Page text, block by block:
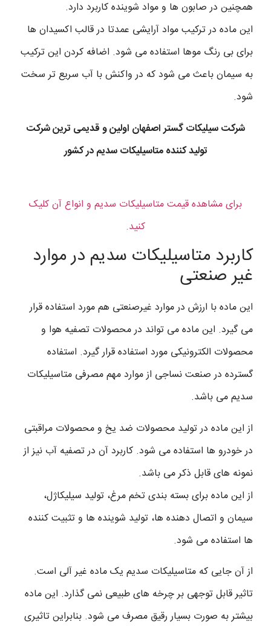
همچنین در صابون ها و مواد شوینده کاربرد دارد.
این ماده در ترکیب مواد آرایشی عمدتا در قالب اکسیدان ها
برای بی رنگ موها استفاده می شود. اضافه کردن این ترکیب
به سیمان باعث می شود که در واکنش با آب سریع تر سخت
شود.
شرکت سیلیکات گستر اصفهان اولین و قدیمی ترین شرکت
تولید کننده متاسیلیکات سدیمدر کشور
برای مشاهده قیمت متاسیلیکات سدیم و انواع آن کلیک
کنید.
کاربرد متاسیلیکات سدیم در موارد
غیر صنعتی
این ماده با ارزش در موارد غیرصنعتی هم مورد استفاده قرار
می گیرد. این ماده می تواند در محصولات تصفیه هوا و
محصولات الکترونیکی مورد استفاده قرار گیرد. استفاده
گسترده در صنعت نساجی از موارد مهم مصرفی متاسیلیکات
سدیم می باشد.
از این ماده در تولید محصولات ضد یخ و محصولات مراقبتی
در خودرو ها استفاده می شود. کاربرد آن در تصفیه آب نیز از
نمونه های قابل ذکر می باشد.
از این ماده برای بسته بندی تخم مرغ، تولید سیلیکاژل،
سیمان و اتصال دهنده ها، تولید شوینده ها و تثبیت کننده
ها استفاده می شود.
از آن جایی که متاسیلیکات سدیم یک ماده غیر آلی است.
تاثیر قابل توجهی بر چرخه های طبیعی نمی گذارد. این ماده
بیشتر به صورت بسیار رقیق مصرف می شود. بنابراین تاثیری